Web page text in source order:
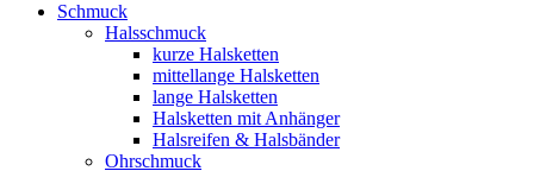
Schmuck
Halsschmuck
kurze Halsketten
mittellange Halsketten
lange Halsketten
Halsketten mit Anhänger
Halsreifen & Halsbänder
Ohrschmuck